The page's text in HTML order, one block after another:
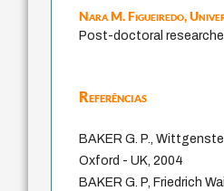
Nara M. Figueiredo,
Post-doctoral
Referências
BAKER G. P.,
Oxford - UK, 2004
BAKER G. P, Friedrich